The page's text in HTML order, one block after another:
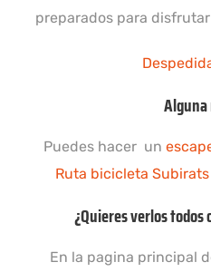
preparados para
Alguna
Puedes hacer un
Ruta bicicleta Subirats
¿Quieres verlos todos
En la pagina principal